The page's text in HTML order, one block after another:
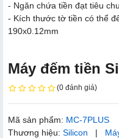
- Ngăn chứa tiền đạt tiêu
- Kích thước tờ tiền có thể
190x0.12mm
Máy đếm tiền
(0 đánh giá)
Mã sản phẩm: MC-7PLUS
Thương hiệu: Silicon |